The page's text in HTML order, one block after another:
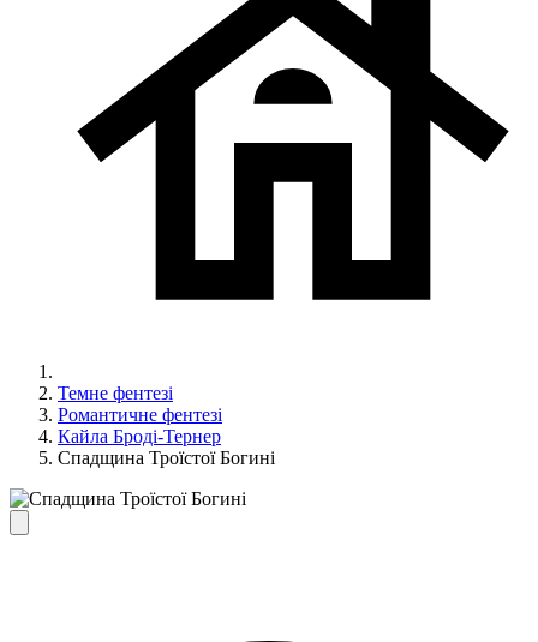
Темне фентезі
Романтичне фентезі
Кайла Броді-Тернер
Спадщина Троїстої Богині